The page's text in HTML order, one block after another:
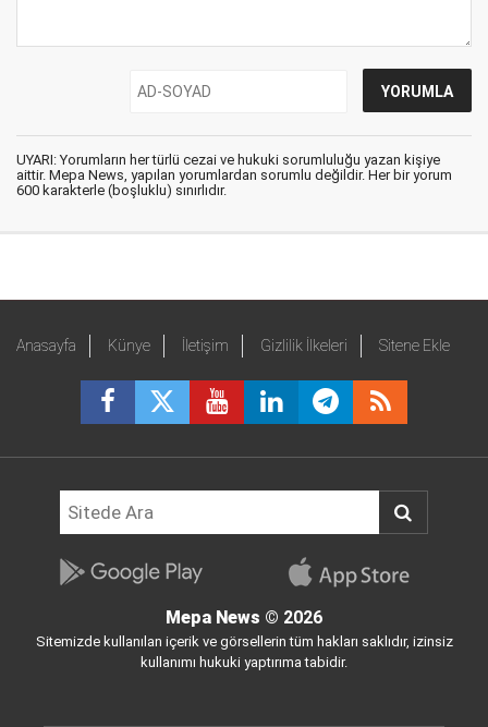
UYARI: Yorumların her türlü cezai ve hukuki sorumluluğu yazan kişiye
aittir. Mepa News, yapılan yorumlardan sorumlu değildir. Her bir yorum
600 karakterle (boşluklu) sınırlıdır.
Anasayfa Künye İletişim Gizlilik İlkeleri Sitene Ekle
Mepa News © 2026
Sitemizde kullanılan içerik ve görsellerin tüm hakları saklıdır, izinsiz
kullanımı hukuki yaptırıma tabidir.